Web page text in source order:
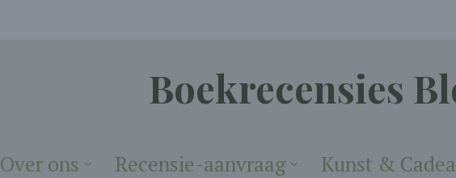
Boekrecensies
Over ons Recensie-aanvraag Kunst &